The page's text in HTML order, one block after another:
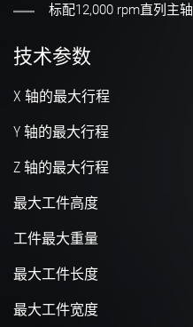
标配12,000 rpm直列主轴
技术参数
X 轴的最大行程
Y 轴的最大行程
Z 轴的最大行程
最大工件高度
工件最大重量
最大工件长度
最大工件宽度